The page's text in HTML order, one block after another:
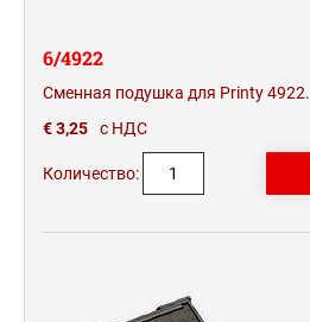
6/4922
Сменная подушка для Printy 4922.
€ 3,25
с НДС
Количество: